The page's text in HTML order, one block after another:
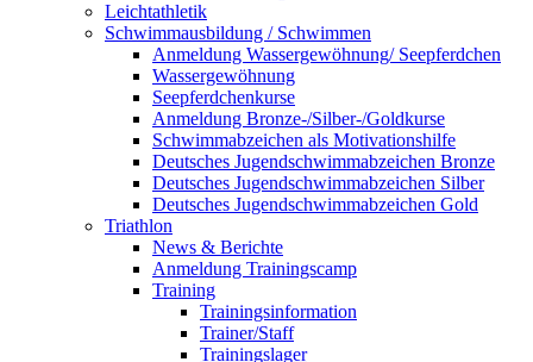
Leichtathletik
Schwimmausbildung / Schwimmen
Anmeldung Wassergewöhnung/ Seepferdchen
Wassergewöhnung
Seepferdchenkurse
Anmeldung Bronze-/Silber-/Goldkurse
Schwimmabzeichen als Motivationshilfe
Deutsches Jugendschwimmabzeichen Bronze
Deutsches Jugendschwimmabzeichen Silber
Deutsches Jugendschwimmabzeichen Gold
Triathlon
News & Berichte
Anmeldung Trainingscamp
Training
Trainingsinformation
Trainer/Staff
Trainingslager